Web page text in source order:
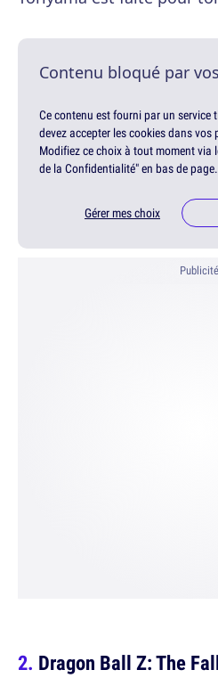
Contenu bloqué par
Ce contenu est fourni par un service
devez accepter les cookies dans
Modifiez ce choix à tout moment via
de la Confidentialité" en bas de page.
Gérer mes choix
Publicité
Dragon Ball Z: The